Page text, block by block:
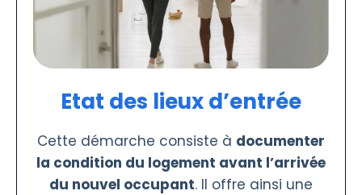
Etat des lieux d’entrée
Cette démarche consiste à documenter
la condition du logement avant l’arrivée
du nouvel occupant. Il offre ainsi une